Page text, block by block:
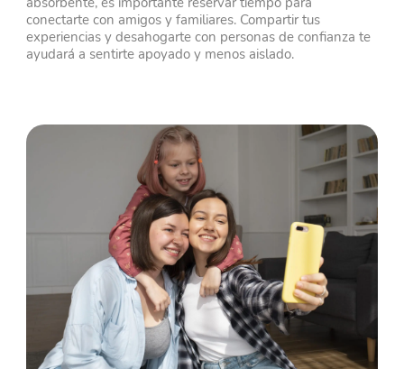
conectarte con amigos y familiares. Compartir tus
experiencias y desahogarte con personas de confianza te
ayudará a sentirte apoyado y menos aislado.